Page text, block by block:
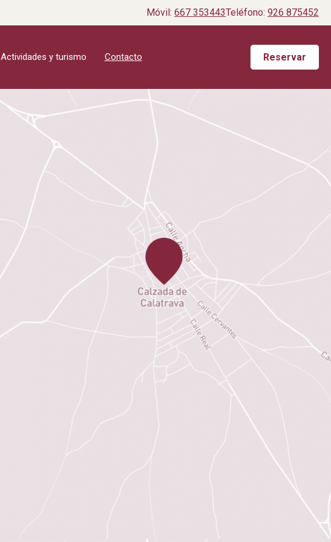
Móvil: 667 353443Teléfono: 926 875452
Actividades y turismo Contacto Reservar